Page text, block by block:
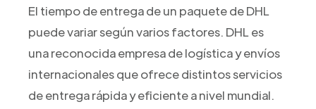
El tiempo de entrega de un paquete de DHL
puede variar según varios factores. DHL es
una reconocida empresa de logística y envíos
internacionales que ofrece distintos servicios
de entrega rápida y eficiente a nivel mundial.